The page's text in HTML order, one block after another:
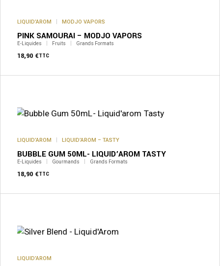
LIQUID’AROM MODJO VAPORS
PINK SAMOURAI – MODJO VAPORS
E-Liquides Fruits Grands Formats
18,90 €TTC
LIQUID’AROM LIQUID’AROM – TASTY
BUBBLE GUM 50ML- LIQUID’AROM TASTY
E-Liquides Gourmands Grands Formats
18,90 €TTC
LIQUID’AROM
variations.
peuvent